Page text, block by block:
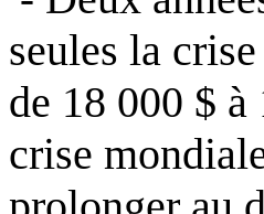
seules la
de 18 000 $
crise